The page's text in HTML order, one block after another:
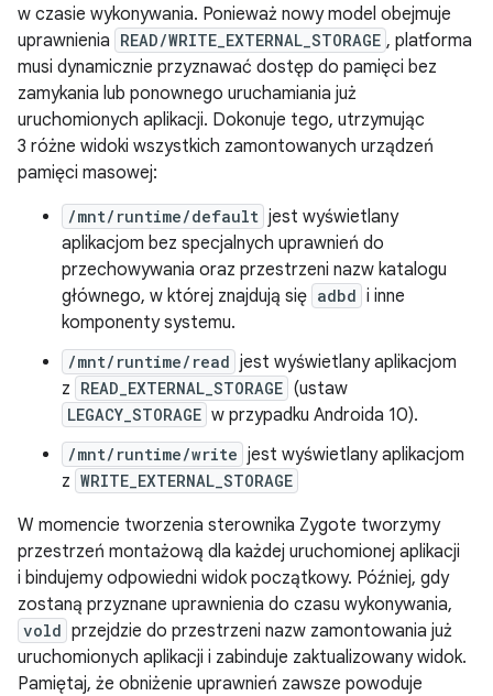
w czasie wykonywania. Ponieważ nowy model obejmuje
uprawnienia READ/WRITE_EXTERNAL_STORAGE , platforma
musi dynamicznie przyznawać dostęp do pamięci bez
zamykania lub ponownego uruchamiania już
uruchomionych aplikacji. Dokonuje tego, utrzymując
3 różne widoki wszystkich zamontowanych urządzeń
pamięci masowej:
/mnt/runtime/default jest wyświetlany
aplikacjom bez specjalnych uprawnień do
przechowywania oraz przestrzeni nazw katalogu
głównego, w której znajdują się adbd i inne
komponenty systemu.
/mnt/runtime/read jest wyświetlany aplikacjom
z READ_EXTERNAL_STORAGE (ustaw
LEGACY_STORAGE w przypadku Androida 10).
/mnt/runtime/write jest wyświetlany aplikacjom
z WRITE_EXTERNAL_STORAGE
W momencie tworzenia sterownika Zygote tworzymy
przestrzeń montażową dla każdej uruchomionej aplikacji
i bindujemy odpowiedni widok początkowy. Później, gdy
zostaną przyznane uprawnienia do czasu wykonywania,
vold przejdzie do przestrzeni nazw zamontowania już
uruchomionych aplikacji i zabinduje zaktualizowany widok.
Pamiętaj, że obniżenie uprawnień zawsze powoduje